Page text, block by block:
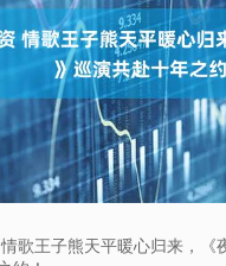
歌王子熊天平暖心归来，《